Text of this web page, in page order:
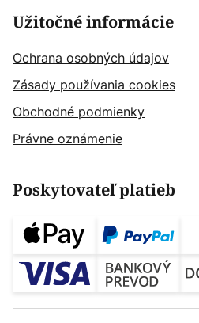
Užitočné informácie
Ochrana osobných údajov
Zásady používania cookies
Obchodné podmienky
Právne oznámenie
Poskytovateľ platieb